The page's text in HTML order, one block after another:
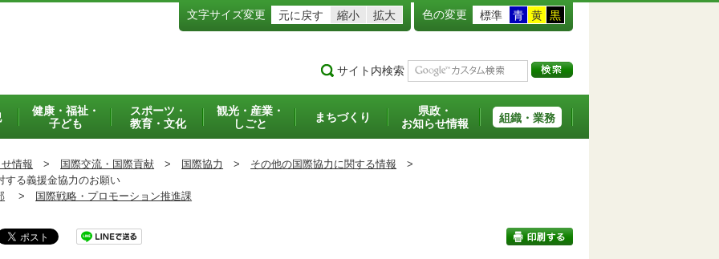
文字サイズ変更 元に戻す 縮小 拡大 色の変更 標準 青 黄 黒
サイト内検索
健康・福祉・
子ども
スポーツ・
教育・文化
観光・産業・
しごと
まちづくり
県政・
お知らせ情報
組織・業務
情報 > 国際交流・国際貢献 > 国際協力 > その他の国際協力に関する情報 >
る義援金協力のお願い
> 国際戦略・プロモーション推進課